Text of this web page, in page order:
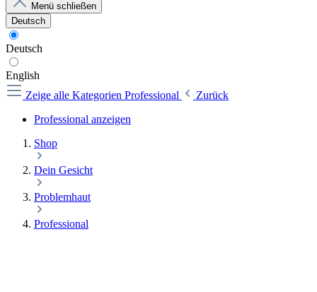
Menü schließen
Deutsch
Deutsch
English
Zeige alle Kategorien Professional
Zurück
Professional anzeigen
Shop
Dein Gesicht
Problemhaut
Professional